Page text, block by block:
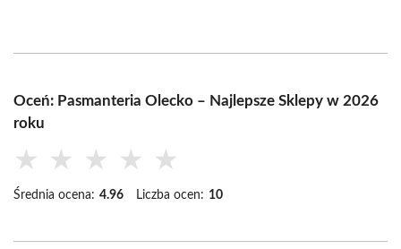
Oceń: Pasmanteria Olecko – Najlepsze Sklepy w 2026
roku
★ ★ ★ ★ ★
Średnia ocena: 4.96 Liczba ocen: 10